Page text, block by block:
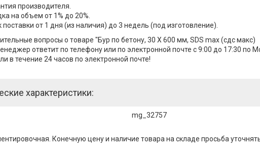
производителя.
на объем от 1% до 20%.
поставки от 1 дня (из наличия) до 3 недель (под изготовление).
вопросы о товаре "Бур по бетону, 30 Х 600 мм, SDS max (сдс макс)
ответит по телефону или по электронной почте с 9:00 до 17:30 по
в течение 24 часов по электронной почте!
характеристики:
mg_32757
Конечную цену и наличие товара на складе просьба